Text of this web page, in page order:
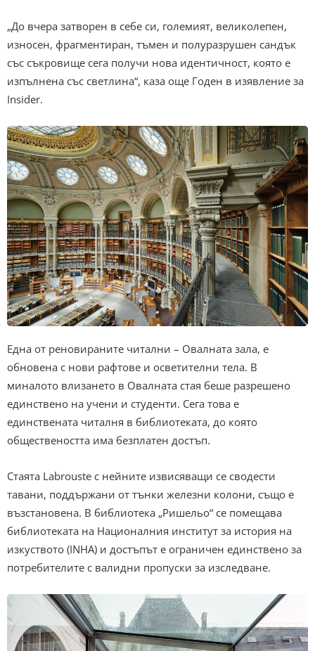
„До вчера затворен в себе си, големият, великолепен,
износен, фрагментиран, тъмен и полуразрушен сандък
със съкровище сега получи нова идентичност, която е
изпълнена със светлина“, каза още Годен в изявление за
Insider.
Една от реновираните читални – Овалната зала, е
обновена с нови рафтове и осветителни тела. В
миналото влизането в Овалната стая беше разрешено
единствено на учени и студенти. Сега това е
единствената читалня в библиотеката, до която
обществеността има безплатен достъп.
Стаята Labrouste с нейните извисяващи се сводести
тавани, поддържани от тънки железни колони, също е
възстановена. В библиотека „Ришельо“ се помещава
библиотеката на Националния институт за история на
изкуството (INHA) и достъпът е ограничен единствено за
потребителите с валидни пропуски за изследване.